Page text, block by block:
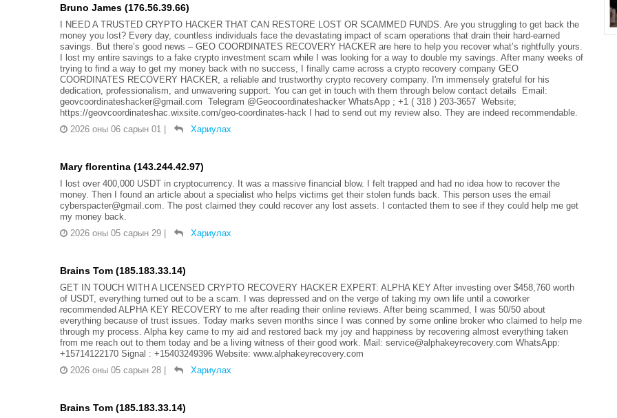
Bruno James (176.56.39.66)
I NEED A TRUSTED CRYPTO HACKER THAT CAN RESTORE LOST OR SCAMMED FUNDS. Are you struggling to get back the
money you lost? Every day, countless individuals face the devastating impact of scam operations that drain their hard-earned
savings. But there’s good news – GEO COORDINATES RECOVERY HACKER are here to help you recover what’s rightfully yours.
I lost my entire savings to a fake crypto investment scam while I was looking for a way to double my savings. After many weeks of
trying to find a way to get my money back with no success, I finally came across a crypto recovery company GEO
COORDINATES RECOVERY HACKER, a reliable and trustworthy crypto recovery company. I'm immensely grateful for his
dedication, professionalism, and unwavering support. You can get in touch with them through below contact details Email:
geovcoordinateshacker@gmail.com Telegram @Geocoordinateshacker WhatsApp ; +1 ( 318 ) 203-3657 Website;
https://geovcoordinateshac.wixsite.com/geo-coordinates-hack I had to send out my review also. They are indeed recommendable.
2026 оны 06 сарын 01
Хариулах
Mary florentina (143.244.42.97)
I lost over 400,000 USDT in cryptocurrency. It was a massive financial blow. I felt trapped and had no idea how to recover the
money. Then I found an article about a specialist who helps victims get their stolen funds back. This person uses the email
cyberspacter@gmail.com. The post claimed they could recover any lost assets. I contacted them to see if they could help me get
my money back.
2026 оны 05 сарын 29
Хариулах
Brains Tom (185.183.33.14)
GET IN TOUCH WITH A LICENSED CRYPTO RECOVERY HACKER EXPERT: ALPHA KEY After investing over $458,760 worth
of USDT, everything turned out to be a scam. I was depressed and on the verge of taking my own life until a coworker
recommended ALPHA KEY RECOVERY to me after reading their online reviews. After being scammed, I was 50/50 about
everything because of trust issues. Today marks seven months since I was conned by some online broker who claimed to help me
through my process. Alpha key came to my aid and restored back my joy and happiness by recovering almost everything taken
from me reach out to them today and be a living witness of their good work. Mail: service@alphakeyrecovery.com WhatsApp:
+15714122170 Signal : +15403249396 Website: www.alphakeyrecovery.com
2026 оны 05 сарын 28
Хариулах
Brains Tom (185.183.33.14)